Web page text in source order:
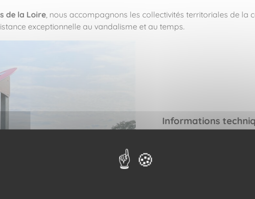
de la Loire , nous accompagnons les collectivités territoriales de
exceptionnelle au vandalisme et au temps.
Informations
: